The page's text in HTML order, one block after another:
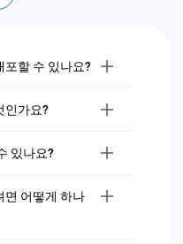
포할 수 있나요?
인가요?
있나요?
면 어떻게 하나